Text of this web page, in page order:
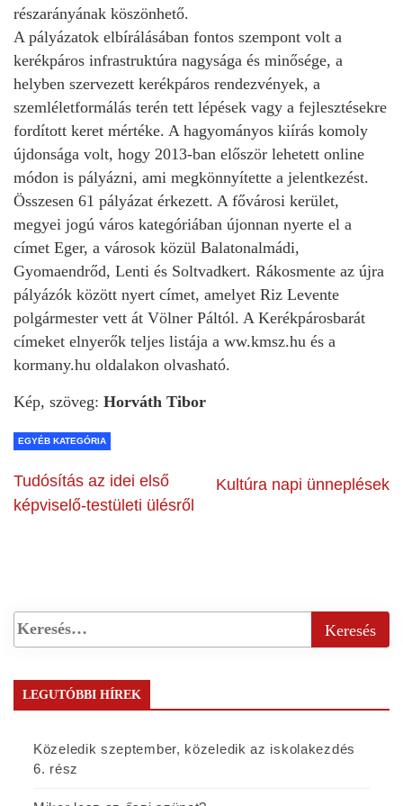
részarányának köszönhető.
A pályázatok elbírálásában fontos szempont volt a
kerékpáros infrastruktúra nagysága és minősége, a
helyben szervezett kerékpáros rendezvények, a
szemléletformálás terén tett lépések vagy a fejlesztésekre
fordított keret mértéke. A hagyományos kiírás komoly
újdonsága volt, hogy 2013-ban először lehetett online
módon is pályázni, ami megkönnyítette a jelentkezést.
Összesen 61 pályázat érkezett. A fővárosi kerület,
megyei jogú város kategóriában újonnan nyerte el a
címet Eger, a városok közül Balatonalmádi,
Gyomaendrőd, Lenti és Soltvadkert. Rákosmente az újra
pályázók között nyert címet, amelyet Riz Levente
polgármester vett át Völner Páltól. A Kerékpárosbarát
címeket elnyerők teljes listája a ww.kmsz.hu és a
kormany.hu oldalakon olvasható.
Kép, szöveg: Horváth Tibor
EGYÉB KATEGÓRIA
Tudósítás az idei első
képviselő-testületi ülésről
Kultúra napi ünneplések
LEGUTÓBBI HÍREK
Közeledik szeptember, közeledik az iskolakezdés
6. rész